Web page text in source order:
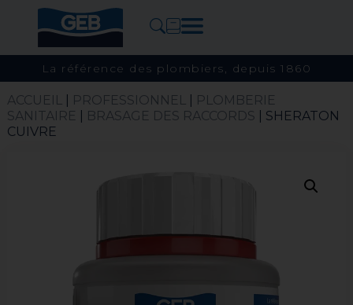
La référence des plombiers, depuis 1860
ACCUEIL| PROFESSIONNEL|
PLOMBERIE
SANITAIRE
BRASAGE DES RACCORDS | SHERATON
CUIVRE